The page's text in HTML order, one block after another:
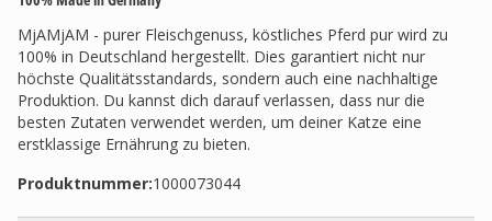
MjAMjAM - purer Fleischgenuss, köstliches Pferd pur wird zu
100% in Deutschland hergestellt. Dies garantiert nicht nur
höchste Qualitätsstandards, sondern auch eine nachhaltige
Produktion. Du kannst dich darauf verlassen, dass nur die
besten Zutaten verwendet werden, um deiner Katze eine
erstklassige Ernährung zu bieten.
Produktnummer:1000073044